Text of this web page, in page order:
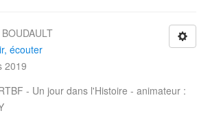
écouter
2019
- Un jour dans l'Histoire - animateur :